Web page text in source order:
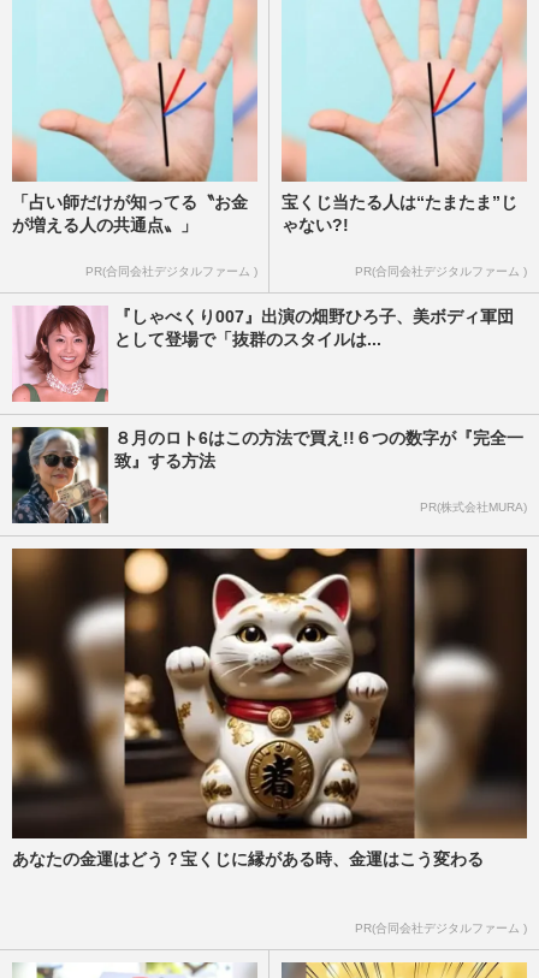
「占い師だけが知ってる〝お金
が増える人の共通点〟」
PR(合同会社デジタルファーム )
宝くじ当たる人は“たまたま”じ
ゃない?!
PR(合同会社デジタルファーム )
『しゃべくり007』出演の畑野ひろ子、美ボディ軍団
として登場で「抜群のスタイルは...
８月のロト6はこの方法で買え!!６つの数字が『完全一
致』する方法
PR(株式会社MURA)
あなたの金運はどう？宝くじに縁がある時、金運はこう変わる
PR(合同会社デジタルファーム )